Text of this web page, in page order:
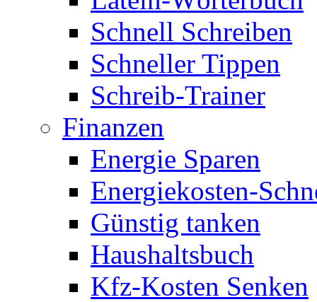
Schnell Schreiben
Schneller Tippen
Schreib-Trainer
Finanzen
Energie Sparen
Energiekosten-
Günstig tanken
Haushaltsbuch
Kfz-Kosten Senken